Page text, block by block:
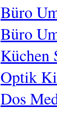
Büro
Büro
Küchen
Optik
Dos